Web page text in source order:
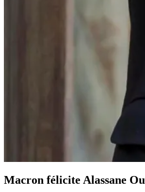
Macron félicite Alassane